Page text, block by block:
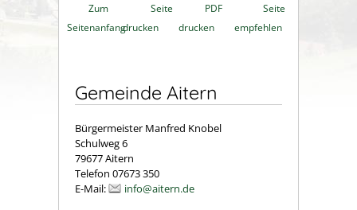
Zum
Seitenanfang
Seite
drucken
PDF
drucken
Seite
empfehlen
Gemeinde Aitern
Bürgermeister Manfred Knobel
Schulweg 6
79677 Aitern
Telefon 07673 350
E-Mail:
info@aitern.de